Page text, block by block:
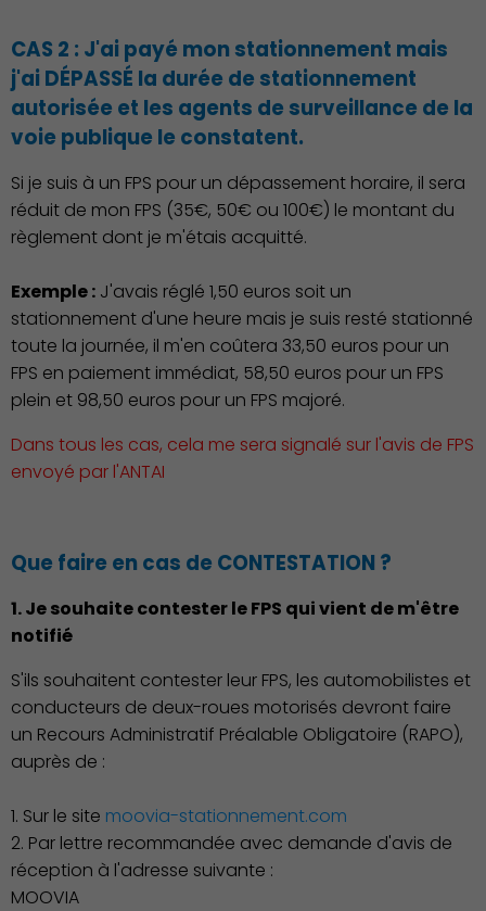
Culture
Économie Commerce
Associations et Sports
CAS 2 : J'ai payé mon stationnement mais
j'ai DÉPASSÉ la durée de stationnement
autorisée et les agents de surveillance de la
voie publique le constatent.
Si je suis à un FPS pour un dépassement horaire, il sera
réduit de mon FPS (35€, 50€ ou 100€) le montant du
règlement dont je m'étais acquitté.
Exemple : J'avais réglé 1,50 euros soit un
stationnement d'une heure mais je suis resté stationné
toute la journée, il m'en coûtera 33,50 euros pour un
FPS en paiement immédiat, 58,50 euros pour un FPS
plein et 98,50 euros pour un FPS majoré.
Dans tous les cas, cela me sera signalé sur l'avis de FPS
envoyé par l'ANTAI
Que faire en cas de CONTESTATION ?
1. Je souhaite contester le FPS qui vient de m'être
notifié
S'ils souhaitent contester leur FPS, les automobilistes et
conducteurs de deux-roues motorisés devront faire
un Recours Administratif Préalable Obligatoire (RAPO),
auprès de :
1. Sur le site moovia-stationnement.com
2. Par lettre recommandée avec demande d'avis de
réception à l'adresse suivante :
MOOVIA